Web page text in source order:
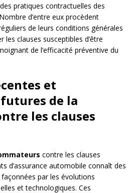
pratiques contractuelles des
d’entre eux procèdent
de leurs conditions générales
clauses susceptibles d’être
de l’efficacité préventive du
et
de la
les clauses
contre les clauses
d’assurance automobile connaît des
par les évolutions
et technologiques. Ces